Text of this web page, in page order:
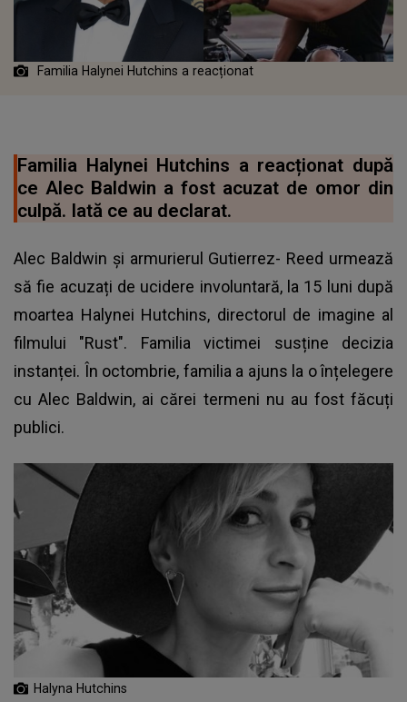
Familia Halynei Hutchins a reacționat
Familia Halynei Hutchins a reacționat după
ce Alec Baldwin a fost acuzat de omor din
culpă. Iată ce au declarat.
Alec Baldwin și armurierul Gutierrez- Reed urmează
să fie acuzați de ucidere involuntară, la 15 luni după
moartea Halynei Hutchins, directorul de imagine al
filmului "Rust". Familia victimei susține decizia
instanței. În octombrie, familia a ajuns la o înțelegere
cu Alec Baldwin, ai cărei termeni nu au fost făcuți
publici.
Halyna Hutchins